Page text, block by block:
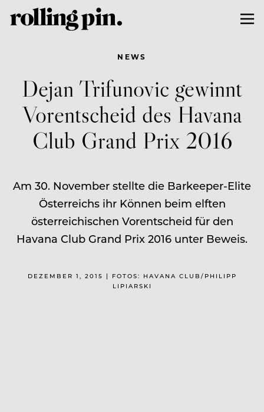
NEWS
Dejan Trifunovic gewinnt
Vorentscheid des Havana
Club Grand Prix 2016
Am 30. November stellte die Barkeeper-Elite
Österreichs ihr Können beim elften
österreichischen Vorentscheid für den
Havana Club Grand Prix 2016 unter Beweis.
DEZEMBER 1, 2015 | FOTOS: HAVANA CLUB/PHILIPP
LIPIARSKI